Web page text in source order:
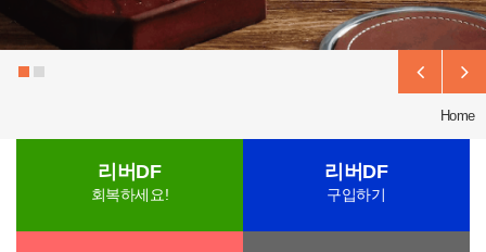
Home
리버DF
회복하세요!
리버DF
구입하기